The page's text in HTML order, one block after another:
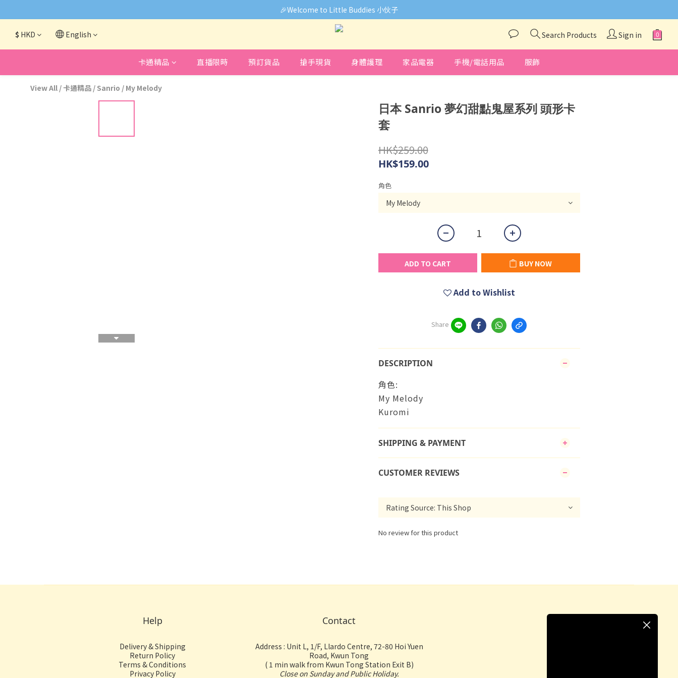
🎉Welcome to Little Buddies 小伙子
🎉Welcome to Little Buddies 小伙子
網頁系統升級中，部份貨品價錢未能正確顯示🙏下單前可先Facebook Messenger與我們聯絡❤️
🎉Welcome to Little Buddies 小伙子
$ HKD English Search Products Sign in
卡通精品 直播限時 預訂貨品 搶手現貨 身體護理 家品電器 手機/電話用品 服飾
View All / 卡通精品 / Sanrio / My Melody
日本 Sanrio 夢幻甜點鬼屋系列 頭形卡
套
HK$259.00
HK$159.00
角色
ADD TO CART BUY NOW
Add to Wishlist
Share
DESCRIPTION
角色:
My Melody
Kuromi
SHIPPING & PAYMENT
CUSTOMER REVIEWS
No review for this product
Help
Delivery & Shipping
Return Policy
Terms & Conditions
Privacy Policy
Contact
Address : Unit L, 1/F, Llardo Centre, 72-80 Hoi Yuen
Road, Kwun Tong
( 1 min walk from Kwun Tong Station Exit B)
Close on Sunday and Public Holiday.